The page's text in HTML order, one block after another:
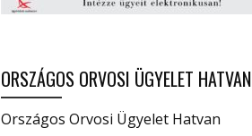
ORSZÁGOS ORVOSI ÜGYELET HATVAN
Országos Orvosi Ügyelet Hatvan